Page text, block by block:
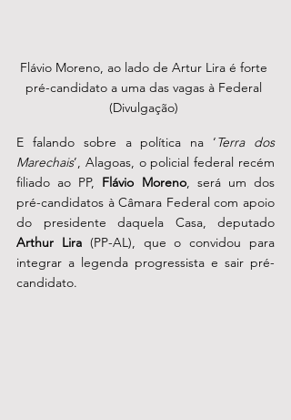
Flávio Moreno, ao lado de Artur Lira é forte
pré-candidato a uma das vagas à Federal
(Divulgação)
E falando sobre a política na ‘Terra dos
Marechais’, Alagoas, o policial federal recém
filiado ao PP, Flávio Moreno, será um dos
pré-candidatos à Câmara Federal com apoio
Arthur Lira (PP-AL), que o convidou para
integrar a legenda progressista e sair pré-
candidato.